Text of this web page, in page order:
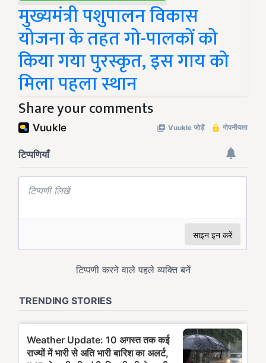
मुख्यमंत्री पशुपालन विकास
योजना के तहत गो-पालकों को
किया गया पुरस्कृत, इस गाय को
मिला पहला स्थान
Share your comments